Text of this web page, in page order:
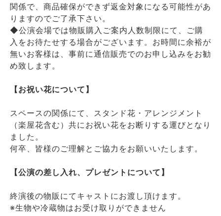
関係で、商品確保ができず返金対象になる可能性があ
りますのでご了承下さい。
◆公演会場では物販購入ご案内人数制限にて、ご購
入をお待たせする場合がございます。お時間に余裕が
無いお客様は、事前に通信販売でのお申し込みをお勧
め致します。
【お祝い花について】
スペースの関係にて、スタンド花・アレンジメント
（楽屋花含む）共にお祝い花をお断りする運びとなり
ました。
何卒、皆様のご理解とご協力をお願いいたします。
【公演の差し入れ、プレゼントについて】
終演後の物販にてキャストにお渡し頂けます。
※生物や冷蔵物はお受け取りができません